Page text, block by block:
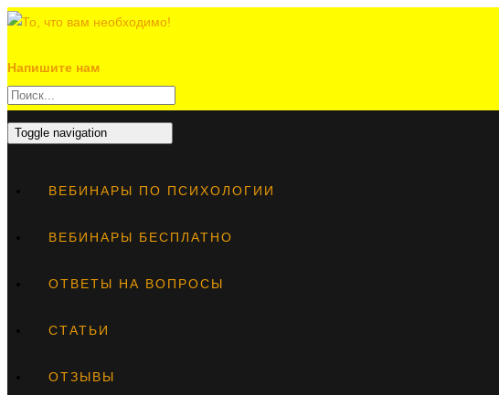
Напишите нам
Toggle navigation
ВЕБИНАРЫ ПО ПСИХОЛОГИИ
ВЕБИНАРЫ БЕСПЛАТНО
ОТВЕТЫ НА ВОПРОСЫ
СТАТЬИ
ОТЗЫВЫ